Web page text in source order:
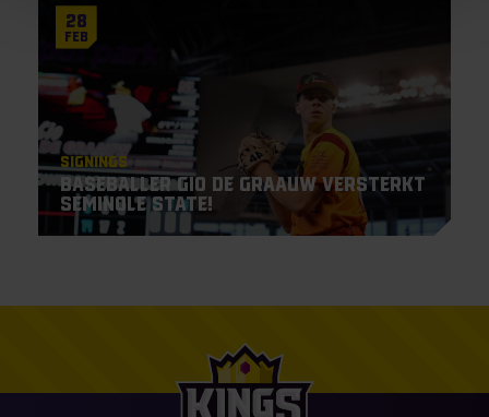
28
Feb
Signings
Baseballer Gio de Graauw versterkt
Seminole State!